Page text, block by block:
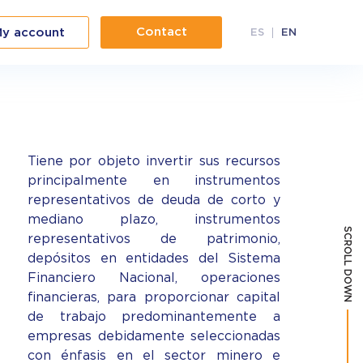
account Contact ES EN
Tiene por objeto invertir sus recursos
principalmente en instrumentos
representativos de deuda de corto y
mediano plazo, instrumentos
representativos de patrimonio,
depósitos en entidades del Sistema
Financiero Nacional, operaciones
financieras, para proporcionar capital
de trabajo predominantemente a
empresas debidamente seleccionadas
con énfasis en el sector minero e
SCROLL DOWN